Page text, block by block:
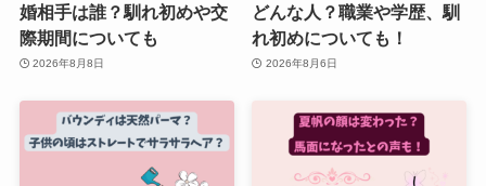
婚相手は誰？馴れ初めや交
際期間についても
2026年8月8日
どんな人？職業や学歴、馴
れ初めについても！
2026年8月6日